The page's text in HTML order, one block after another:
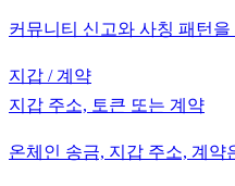
커뮤니티 신고와 사칭 패턴을
지갑 / 계약
지갑 주소, 토큰 또는 계약
온체인 송금, 지갑 주소, 계약